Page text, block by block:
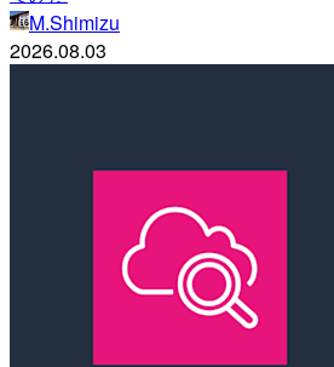
M.Shimizu
2026.08.03